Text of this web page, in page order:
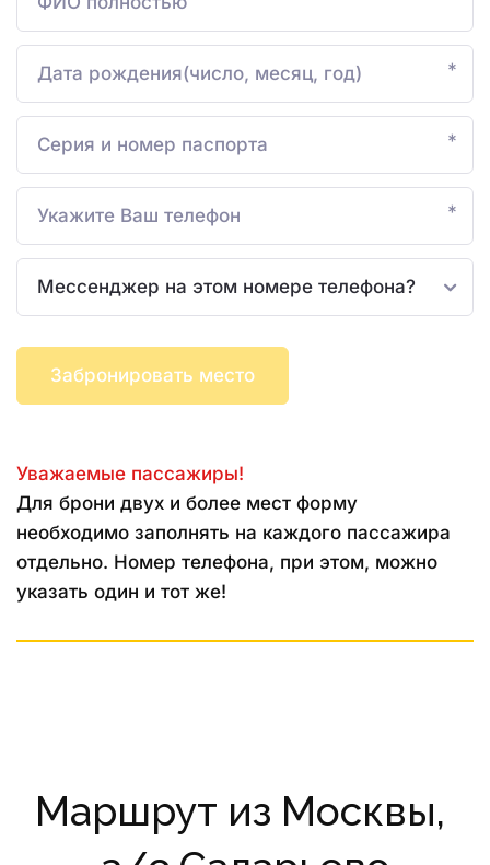
*
*
*
Забронировать место
Уважаемые пассажиры!
Для брони двух и более мест форму
необходимо заполнять на каждого пассажира
отдельно. Номер телефона, при этом, можно
указать один и тот же!
Маршрут из Москвы,